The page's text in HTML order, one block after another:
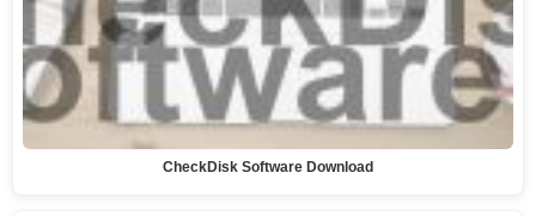
CheckDisk Software Download